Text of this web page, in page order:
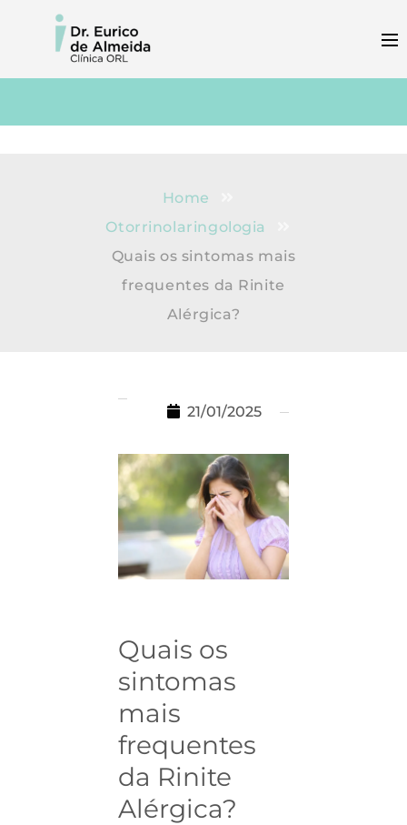
Home
Otorrinolaringologia
Quais os sintomas mais
frequentes da Rinite
Alérgica?
21/01/2025
Quais os
sintomas
mais
frequentes
da Rinite
Alérgica?